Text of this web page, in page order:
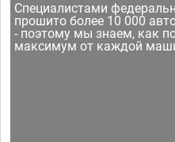
Специалистами
прошито более 10 000
- поэтому мы знаем, как
максимум от каждой